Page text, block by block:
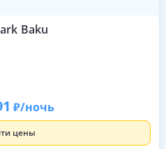
Baku
/ночь
цены